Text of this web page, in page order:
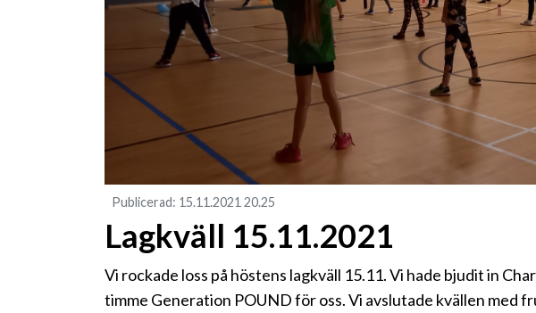
Publicerad: 15.11.2021 20.25
Lagkväll 15.11.2021
Vi rockade loss på höstens lagkväll 15.11. Vi hade bjudit in
timme Generation POUND för oss. Vi avslutade kvällen med